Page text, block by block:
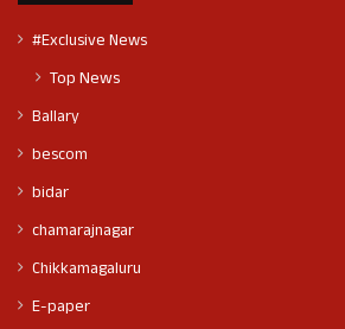
#Exclusive News
Top News
Ballary
bescom
bidar
chamarajnagar
Chikkamagaluru
E-paper